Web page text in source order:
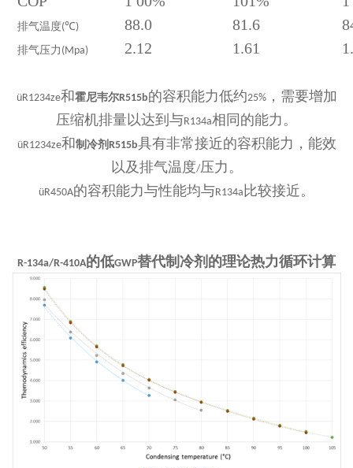
排气温度(℃) 88.0 81.6
排气压力 (Mpa) 2.12 1.61
üR1234ze和 霍尼韦尔R515b的容积能力低约25%，需要增加
压缩机排量以达到与R134a相同的能力。
üR1234ze和 制冷剂R515b具有非常接近的容积能力，能效
以及排气温度/压力。
üR450A的容积能力与性能均与R134a 比较接近。
R-134a/R-410A的低GWP替代制冷剂的理论热力循环计算